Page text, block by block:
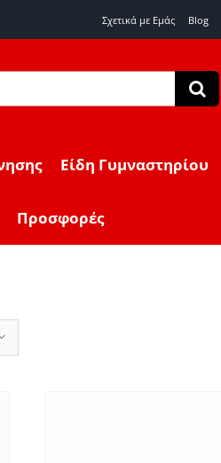
Σχετικά με Εμάς Blog
Είδη Γυμναστηρίου
Προσφορές